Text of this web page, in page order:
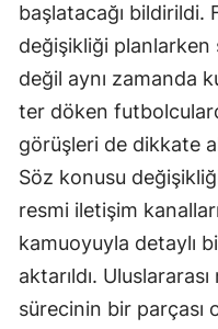
başlatacağı bildirildi.
değişikliği planlarken
değil aynı zamanda
ter döken
görüşleri de dikkate
Söz konusu
resmi iletişim
kamuoyuyla detaylı
aktarıldı.
sürecinin bir parçası